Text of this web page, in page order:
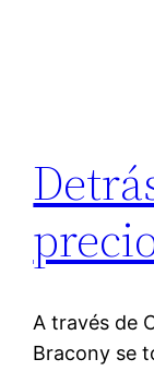
A través de
Bracony se